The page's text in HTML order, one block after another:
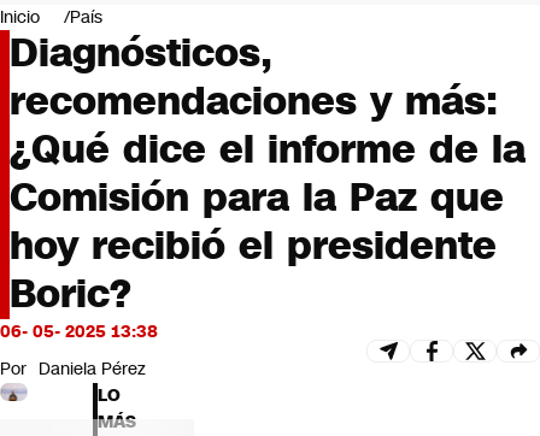
Negocios
Deportes
Programas completos
Cultura
Servicios
Bits
CNN Data
CNN tiempo
Opinión
Inicio País
Diagnósticos,
recomendaciones y más:
¿Qué dice el informe de la
Comisión para la Paz que
hoy recibió el presidente
Boric?
06- 05- 2025 13:38
Por Daniela Pérez
LO
MÁS